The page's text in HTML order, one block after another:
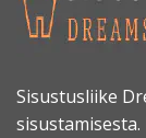
Sisustusliike